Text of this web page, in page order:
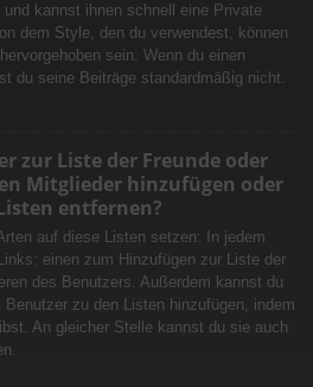
kannst ihnen schnell eine Private
dem Style, den du verwendest, können
sein. Wenn du einen
du seine Beiträge standardmäßig nicht.
zur Liste der Freunde oder
Mitglieder hinzufügen oder
entfernen?
auf diese Listen setzen: In jedem
einen zum Hinzufügen zur Liste der
des Benutzers. Außerdem kannst du
zu den Listen hinzufügen, indem
An gleicher Stelle kannst du sie auch